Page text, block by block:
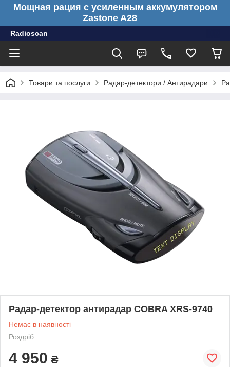
Мощная рация с усиленным аккумулятором
Zastone A28
Radioscan
Товари та послуги Радар-детектори / Антирадари
Радар-детектор антирадар COBRA XRS-9740
Немає в наявності
Роздріб
4 950 ₴